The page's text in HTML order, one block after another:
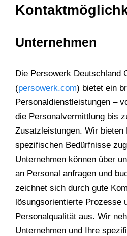
Unternehmen
Die Persowerk Deutschland
(persowerk.com) bietet ein
Personaldienstleistungen –
die Personalvermittlung bis
Zusatzleistungen. Wir bieten
spezifischen Bedürfnisse
Unternehmen können über
an Personal anfragen und
zeichnet sich durch gute
lösungsorientierte Prozesse
Personalqualität aus. Wir
Unternehmen und Ihre